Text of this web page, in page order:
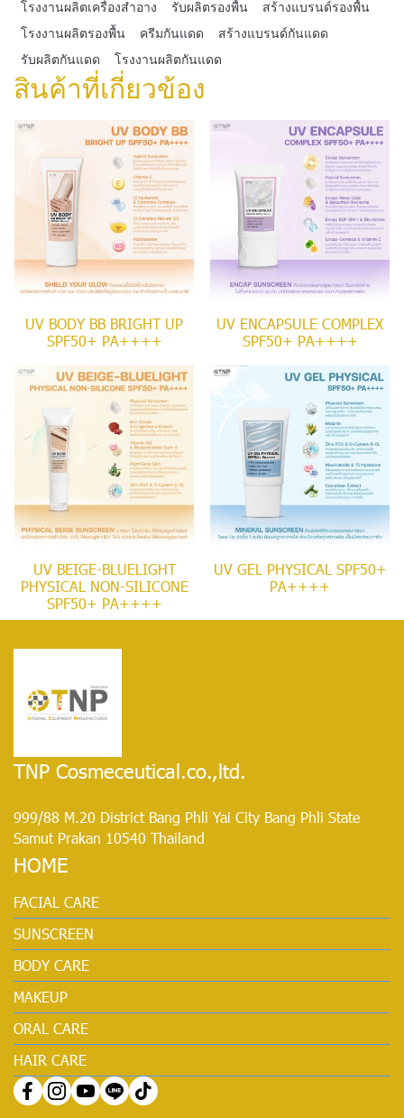
โรงงานผลิตเครื่องสำอาง
รับผลิตรองพื้น
สร้างแบรนด์รองพื้น
โรงงานผลิตรองพื้น
ครีมกันแดด
สร้างแบรนด์กันแดด
รับผลิตกันแดด
โรงงานผลิตกันแดด
สินค้าที่เกี่ยวข้อง
UV BODY BB BRIGHT UP
SPF50+ PA++++
UV ENCAPSULE COMPLEX
SPF50+ PA++++
UV BEIGE-BLUELIGHT
PHYSICAL NON-SILICONE
SPF50+ PA++++
UV GEL PHYSICAL SPF50+
PA++++
TNP Cosmeceutical.co.,ltd.
999/88 M.20 District Bang Phli Yai City Bang Phli State
Samut Prakan 10540 Thailand
HOME
FACIAL CARE
SUNSCREEN
BODY CARE
MAKEUP
ORAL CARE
HAIR CARE